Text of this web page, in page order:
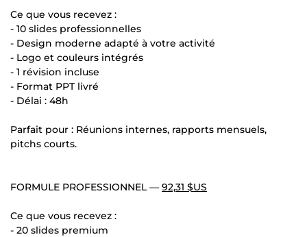
Ce que vous recevez :
- 10 slides professionnelles
- Design moderne adapté à votre activité
- Logo et couleurs intégrés
- 1 révision incluse
- Format PPT livré
- Délai : 48h
Parfait pour : Réunions internes, rapports mensuels,
pitchs courts.
FORMULE PROFESSIONNEL — 92,31 $US
Ce que vous recevez :
- 20 slides premium